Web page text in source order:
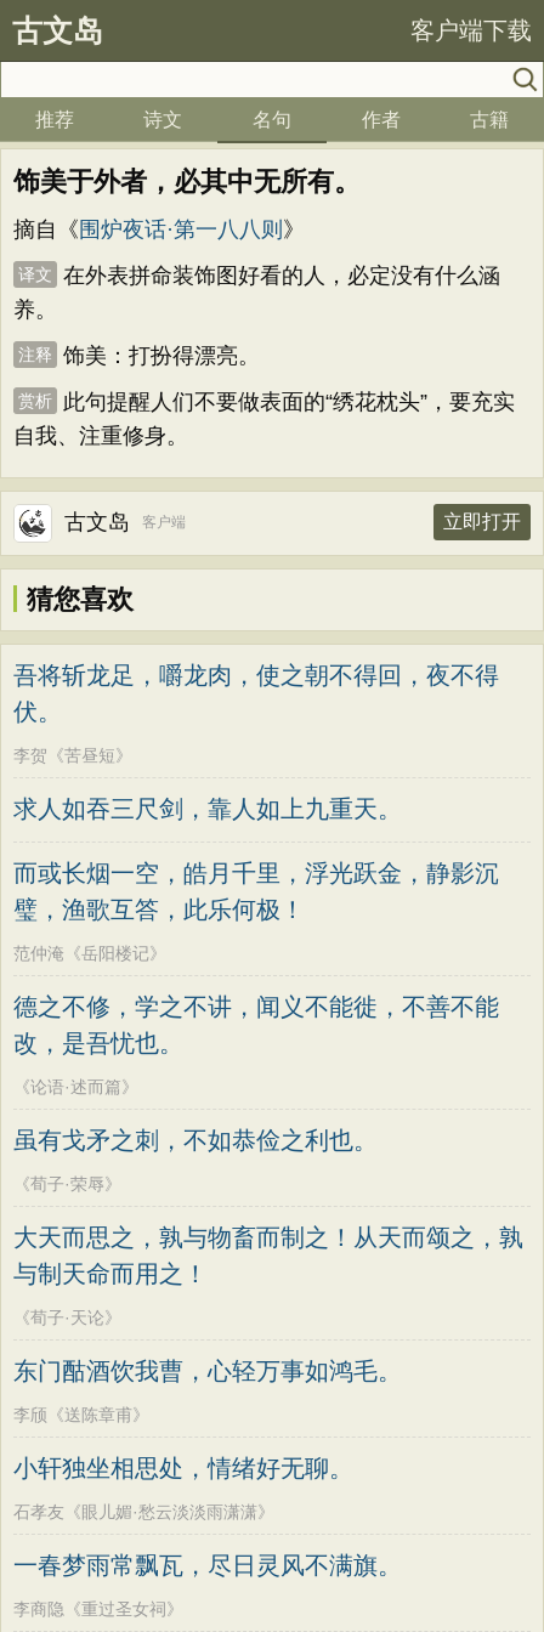
古文岛 客户端下载
推荐 诗文 名句 作者 古籍
饰美于外者，必其中无所有。
摘自《 围炉夜话·第一八八则 》
译文
在外表拼命装饰图好看的人，必定没有什么涵
养。
注释 饰美：打扮得漂亮。
赏析
此句提醒人们不要做表面的“绣花枕头”，要充实
自我、注重修身。
古文岛 客户端 立即打开
猜您喜欢
吾将斩龙足，嚼龙肉，使之朝不得回，夜不得
伏。
李贺《苦昼短》
求人如吞三尺剑，靠人如上九重天。
而或长烟一空，皓月千里，浮光跃金，静影沉
璧，渔歌互答，此乐何极！
范仲淹《岳阳楼记》
德之不修，学之不讲，闻义不能徙，不善不能
改，是吾忧也。
《论语·述而篇》
虽有戈矛之刺，不如恭俭之利也。
《荀子·荣辱》
大天而思之，孰与物畜而制之！从天而颂之，孰
与制天命而用之！
《荀子·天论》
东门酤酒饮我曹，心轻万事如鸿毛。
李颀《送陈章甫》
小轩独坐相思处，情绪好无聊。
石孝友《眼儿媚·愁云淡淡雨潇潇》
一春梦雨常飘瓦，尽日灵风不满旗。
李商隐《重过圣女祠》